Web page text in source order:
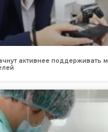
активнее поддерживать